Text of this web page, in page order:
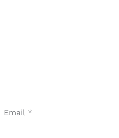
Email *